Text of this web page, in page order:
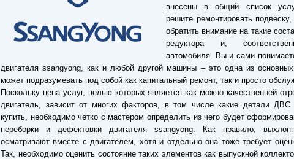
внесены в общий список
решите ремонтировать
обратить внимание на такие
редуктора и,
автомобиля. Вы и сами
двигателя ssangyong, как и любой другой машины – это одна из
может подразумевать под собой как капитальный ремонт, так и просто
Поскольку цена услуг, целью которых является как можно качественней
двигатель, зависит от многих факторов, в том числе какие детали ДВС
купить, необходимо четко с мастером определить из чего будет
переборки и дефектовки двигателя ssangyong. Как правило,
осматривают вместе с двигателем, хотя и отдельно она тоже требует
Так, необходимо оценить состояние таких элементов как выпускной